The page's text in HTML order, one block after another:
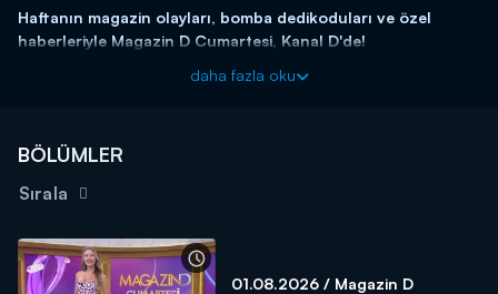
Haftanın magazin olayları, bomba dedikoduları ve özel
haberleriyle Magazin D Cumartesi, Kanal D'de!
daha fazla oku
BÖLÜMLER
Sırala
01.08.2026 / Magazin D